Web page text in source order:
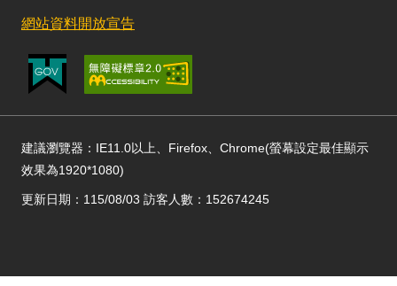
網站資料開放宣告
建議瀏覽器：IE11.0以上、Firefox、Chrome(螢幕設定最佳顯示
效果為1920*1080)
更新日期：115/08/03 訪客人數：152674245